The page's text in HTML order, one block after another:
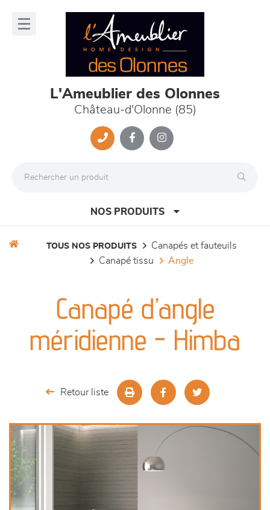
L'Ameublier des Olonnes
Château-d'Olonne (85)
NOS PRODUITS
meubles de complément
décoration
TOUS NOS PRODUITS
canapés et fauteuils
canapé tissu
angle
Canapé d’angle
méridienne - Himba
Retour liste